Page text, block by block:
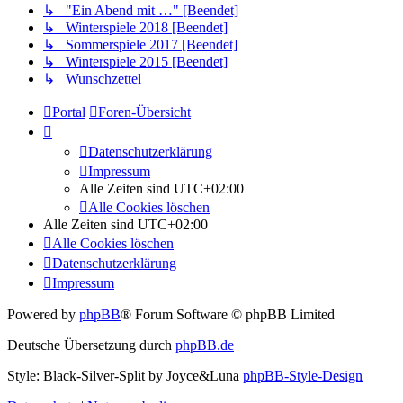
↳ "Ein Abend mit …" [Beendet]
↳ Winterspiele 2018 [Beendet]
↳ Sommerspiele 2017 [Beendet]
↳ Winterspiele 2015 [Beendet]
↳ Wunschzettel
Portal Foren-Übersicht
Datenschutzerklärung
Impressum
Alle Zeiten sind UTC+02:00
Alle Cookies löschen
Alle Zeiten sind UTC+02:00
Alle Cookies löschen
Datenschutzerklärung
Impressum
Powered by phpBB® Forum Software © phpBB Limited
Deutsche Übersetzung durch phpBB.de
Style: Black-Silver-Split by Joyce&Luna phpBB-Style-Design